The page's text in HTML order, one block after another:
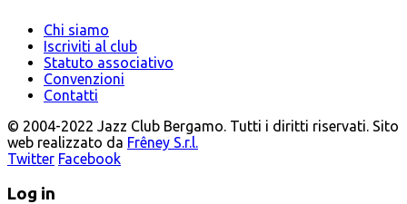
Chi siamo
Iscriviti al club
Statuto associativo
Convenzioni
Contatti
© 2004-2022 Jazz Club Bergamo. Tutti i diritti riservati. Sito
web realizzato da Frêney S.r.l.
Twitter Facebook
Log in